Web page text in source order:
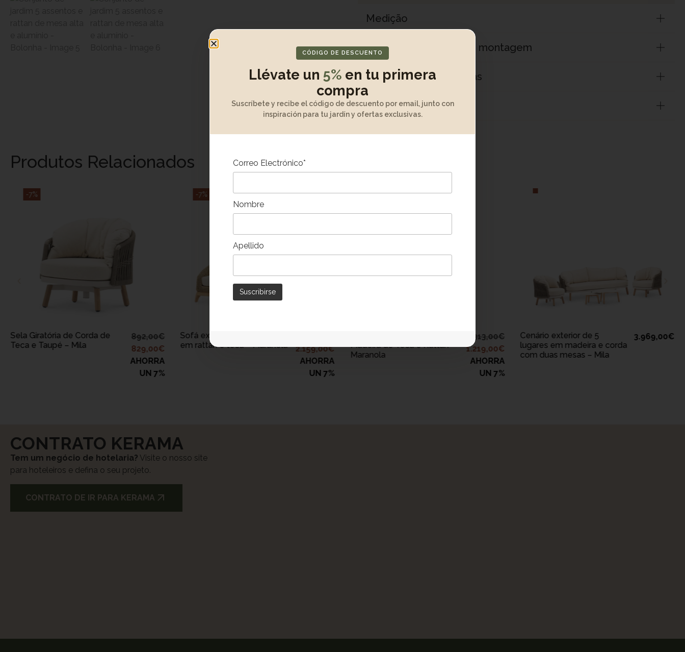
Medição
Desempacotamento e montagem
Manutenção e garantias
Descrição do Produto
Produtos Relacionados
-7%
ADICIONAR AO
CARRINHO
Sela Giratória de Corda de
Teca e Taupé – Mila
892,00€
829,00€
AHORRA
UN 7%
-7%
Sofá exterior de 3 lugares
em rattan e teca – Maranola
2.159,00€
AHORRA
UN 7%
-7%
Madeira de Teca e Rattan –
Maranola
1.313,00€
1.219,00€
AHORRA
UN 7%
ADICIONAR AO
Cenário exterior de 5
lugares em madeira e corda
com duas mesas – Mila
3.969,00€
CONTRATO KERAMA
Tem um negócio de hotelaria? Visite o nosso site
para hoteleiros e defina o seu projeto.
CONTRATO DE IR PARA KERAMA
CÓDIGO DE DESCUENTO
Llévate un 5% en tu primera
compra
Suscríbete y recibe el código de descuento por email, junto con
inspiración para tu jardín y ofertas exclusivas.
Correo Electrónico*
Nombre
Apellido